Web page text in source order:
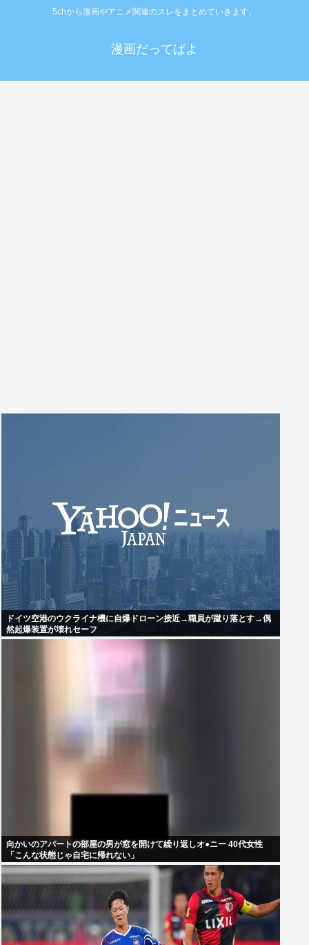
5chから漫画やアニメ関連のスレをまとめていきます。
漫画だってばよ
ドイツ空港のウクライナ機に自爆ドローン接近→職員が蹴り落とす→偶
然起爆装置が壊れセーフ
向かいのアパートの部屋の男が窓を開けて繰り返しオ●ニー 40代女性
「こんな状態じゃ自宅に帰れない」